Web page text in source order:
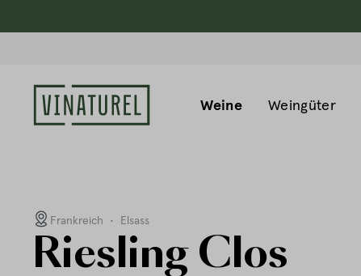
Weine Weingüter
Frankreich • Elsass
Riesling Clos